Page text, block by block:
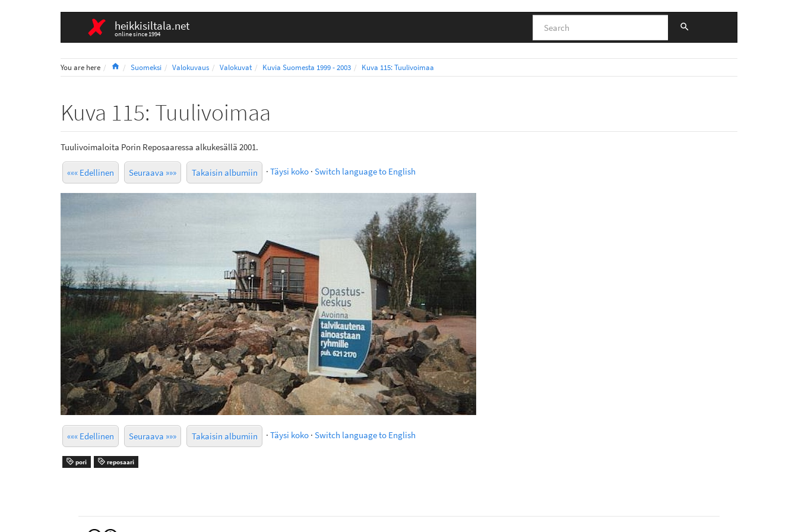
heikkisiltala.net
online since 1994
You are here HomeSuomeksi Valokuvaus Valokuvat Kuvia Suomesta 1999 - 2003 Kuva 115: Tuulivoimaa
Kuva 115: Tuulivoimaa
Tuulivoimaloita Porin Reposaaressa alkukesällä 2001.
««« Edellinen Seuraava »»» Takaisin albumiin · Täysi koko · Switch language to English
««« Edellinen Seuraava »»» Takaisin albumiin · Täysi koko · Switch language to English
pori reposaari